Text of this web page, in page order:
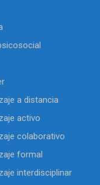
a distancia
activo
colaborativo
formal
interdisciplinar